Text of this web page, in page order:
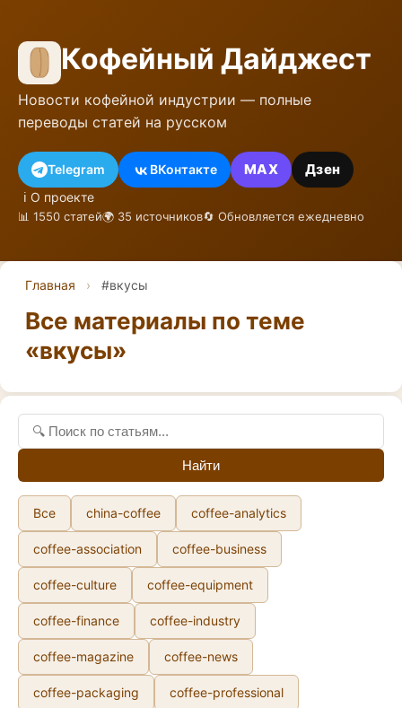
Кофейный Дайджест
Новости кофейной индустрии — полные
переводы статей на русском
Telegram ВКонтакте MAX Дзен
ℹ️ О проекте
📊 1550 статей🌍 35 источников🔄 Обновляется ежедневно
Главная › #вкусы
Все материалы по теме
«вкусы»
Найти
Все china-coffee coffee-analytics
coffee-association coffee-business
coffee-culture coffee-equipment
coffee-finance coffee-industry
coffee-magazine coffee-news
coffee-packaging coffee-professional